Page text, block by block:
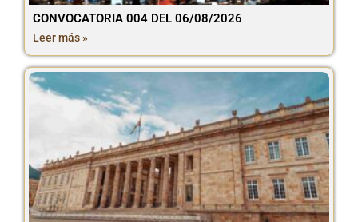
CONVOCATORIA 004 DEL 06/08/2026
Leer más »